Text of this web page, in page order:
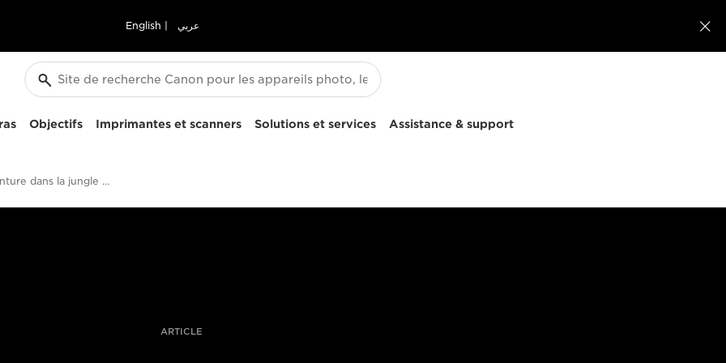
English عربي 
Objectifs Imprimantes et scanners Solutions et services Assistance & support
Une aventure dans la jungle amazonienne filmée avec le Canon EOS C300 Mark II
ARTICLE